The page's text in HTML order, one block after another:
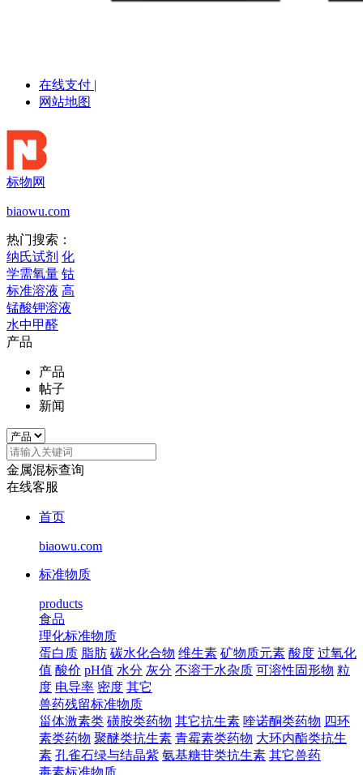
在线支付 |
网站地图
标物网
biaowu.com
热门搜索：
纳氏试剂 化
学需氧量 钴
标准溶液 高
锰酸钾溶液
水中甲醛
产品
产品
帖子
新闻
金属混标查询
在线客服
首页
biaowu.com
标准物质
products
食品
理化标准物质
蛋白质 脂肪 碳水化合物 维生素 矿物质元素 酸度 过氧化
值 酸价 pH值 水分 灰分 不溶于水杂质 可溶性固形物 粒
度 电导率 密度 其它
兽药残留标准物质
甾体激素类 磺胺类药物 其它抗生素 喹诺酮类药物 四环
素类药物 聚醚类抗生素 青霉素类药物 大环内酯类抗生
素 孔雀石绿与结晶紫 氨基糖苷类抗生素 其它兽药
毒素标准物质